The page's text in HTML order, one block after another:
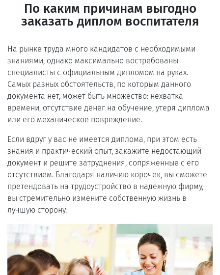
По каким причинам выгодно
заказать диплом воспитателя
На рынке труда много кандидатов с необходимыми
знаниями, однако максимально востребованы
специалисты с официальным дипломом на руках.
Самых разных обстоятельств, по которым данного
документа нет, может быть множество: нехватка
времени, отсутствие денег на обучение, утеря диплома
или его механическое повреждение.
Если вдруг у вас не имеется диплома, при этом есть
знания и практический опыт, закажите недостающий
документ и решите затруднения, сопряженные с его
отсутствием. Благодаря наличию корочек, вы сможете
претендовать на трудоустройство в надежную фирму,
вы стремительно измените собственную жизнь в
лучшую сторону.